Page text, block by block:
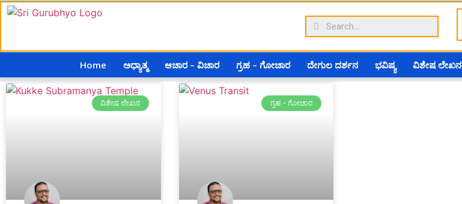
Home ಅಧ್ಯಾತ್ಮ ಆಚಾರ – ವಿಚಾರ ಗ್ರಹ – ಗೋಚಾರ ದೇಗುಲ ದರ್ಶನ ಭವಿಷ್ಯ ವಿಶೇಷ ಲೇಖನ
ವಿಶೇಷ ಲೇಖನ ಗ್ರಹ - ಗೋಚಾರ